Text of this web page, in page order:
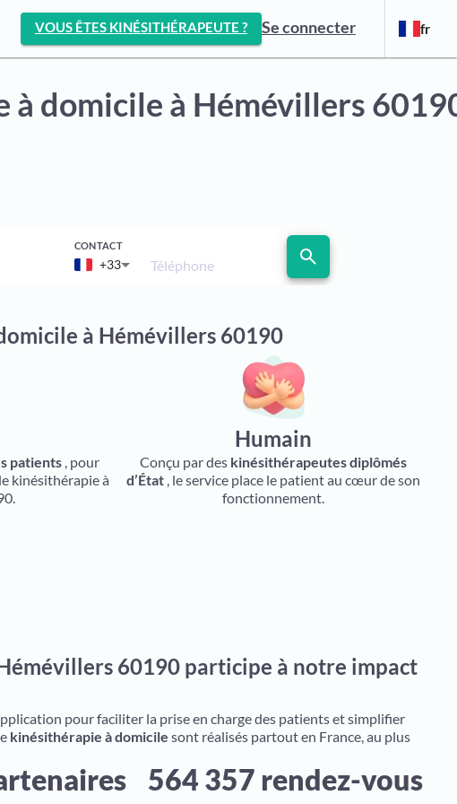
VOUS ÊTES KINÉSITHÉRAPEUTE ? Se connecter fr
à domicile à Hémévillers
CONTACT
+33 Téléphone search
à Hémévillers 60190
patients , pour
kinésithérapie à
Humain
Conçu par des kinésithérapeutes diplômés
d’État , le service place le patient au cœur de son
fonctionnement.
60190 participe à notre impact
pour faciliter la prise en charge des patients et simplifier
kinésithérapie à domicile sont réalisés partout en France, au plus
564 357 rendez-vous